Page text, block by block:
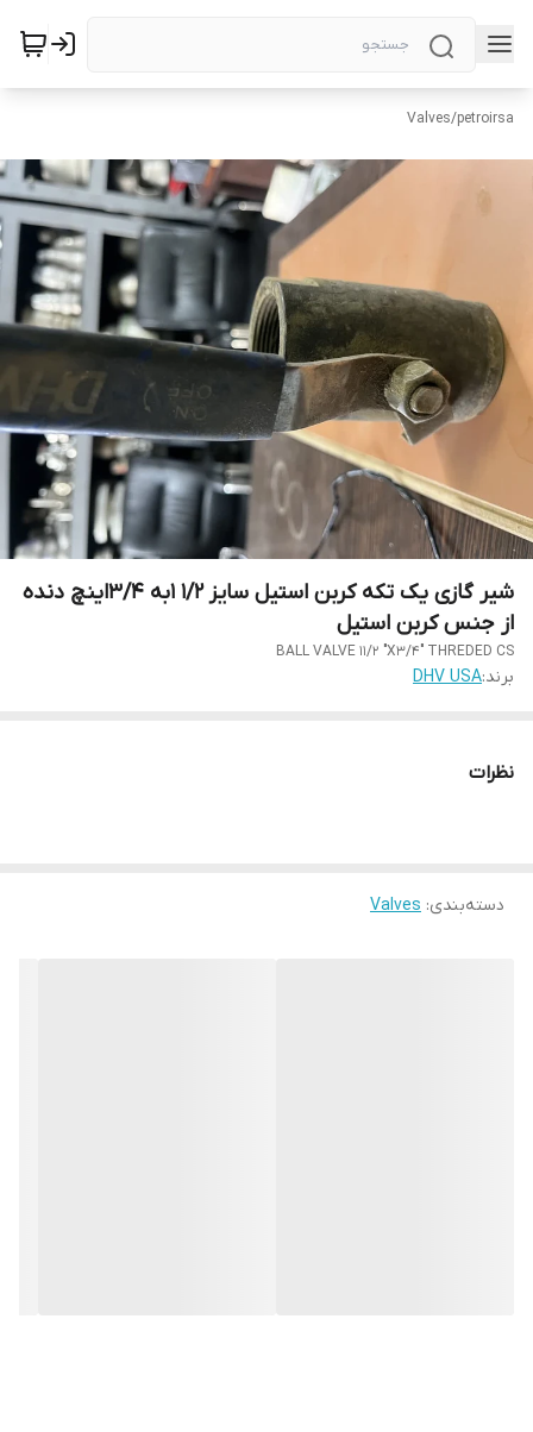
petroirsa
/
Valves
شیر گازی یک تکه کربن استیل سایز 1/2 1به 3/4اینچ دنده
از جنس کربن استیل
BALL VALVE 11/2 "X3/4" THREDED CS
برند:DHV USA
نظرات
دسته‌بندی:
Valves